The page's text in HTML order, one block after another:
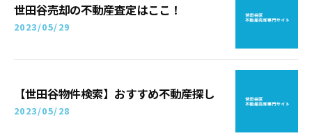
世田谷売却の不動産査定はここ！
2023/05/29
【世田谷物件検索】おすすめ不動産探し
2023/05/28